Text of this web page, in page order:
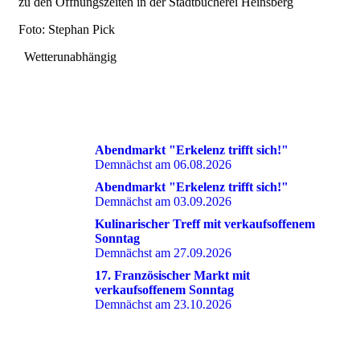
Foto: Stephan Pick
Wetterunabhängig
Abendmarkt "Erkelenz trifft sich!"
Demnächst am 06.08.2026
Abendmarkt "Erkelenz trifft sich!"
Demnächst am 03.09.2026
Kulinarischer Treff mit verkaufsoffenem
Sonntag
Demnächst am 27.09.2026
17. Französischer Markt mit
verkaufsoffenem Sonntag
Demnächst am 23.10.2026